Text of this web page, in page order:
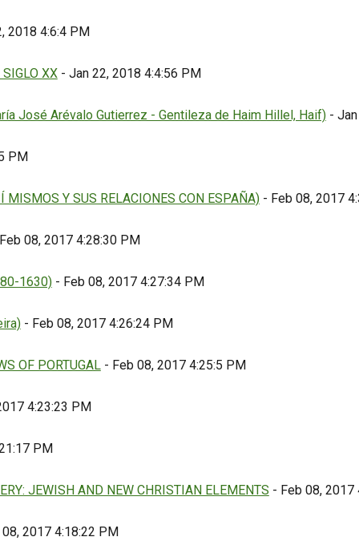
2018 4:6:4 PM
XX- Jan 22, 2018 4:4:56 PM
José Arévalo Gutierrez - Gentileza de Haim Hillel, Haif)- Jan
PM
Y SUS RELACIONES CON ESPAÑA)- Feb 08, 2017
08, 2017 4:28:30 PM
1630)- Feb 08, 2017 4:27:34 PM
- Feb 08, 2017 4:26:24 PM
OF PORTUGAL- Feb 08, 2017 4:25:5 PM
4:23:23 PM
PM
JEWISH AND NEW CHRISTIAN ELEMENTS - Feb 08, 2017
2017 4:18:22 PM